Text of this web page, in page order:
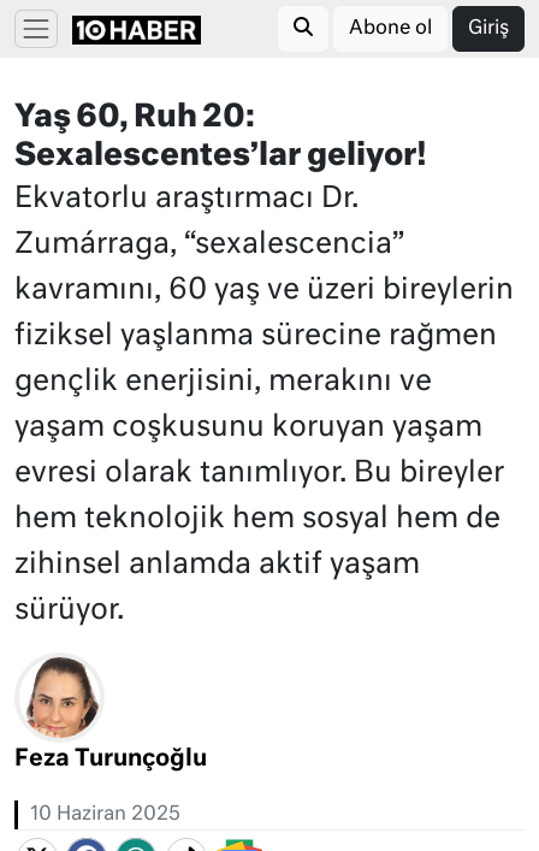
Abone ol Giriş
Yaş 60, Ruh 20:
Sexalescentes’lar geliyor!
Ekvatorlu araştırmacı Dr.
Zumárraga, “sexalescencia”
kavramını, 60 yaş ve üzeri bireylerin
fiziksel yaşlanma sürecine rağmen
gençlik enerjisini, merakını ve
yaşam coşkusunu koruyan yaşam
evresi olarak tanımlıyor. Bu bireyler
hem teknolojik hem sosyal hem de
zihinsel anlamda aktif yaşam
sürüyor.
Feza Turunçoğlu
10 Haziran 2025